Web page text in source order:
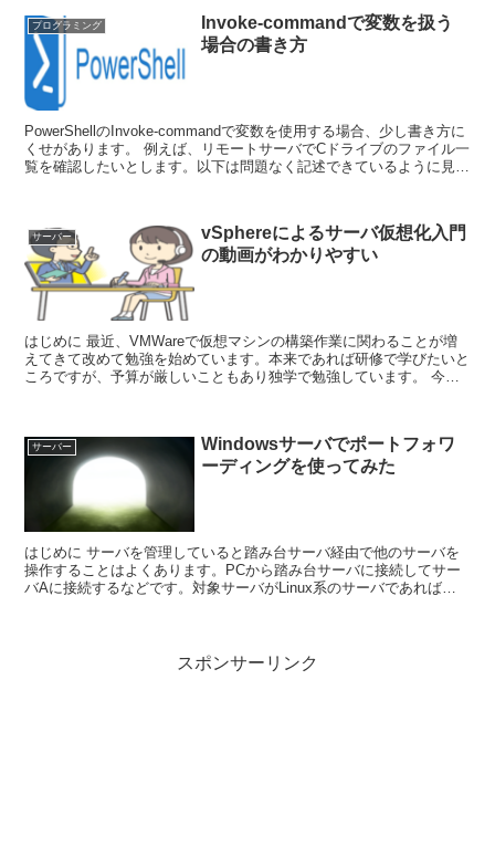
プログラミング
Invoke-commandで変数を扱う
場合の書き方
PowerShellのInvoke-commandで変数を使用する場合、少し書き方に
くせがあります。 例えば、リモートサーバでCドライブのファイル一
覧を確認したいとします。以下は問題なく記述できているように見え
サーバー
vSphereによるサーバ仮想化入門
の動画がわかりやすい
はじめに 最近、VMWareで仮想マシンの構築作業に関わることが増
えてきて改めて勉強を始めています。本来であれば研修で学びたいと
ころですが、予算が厳しいこともあり独学で勉強しています。 今は
サーバー
Windowsサーバでポートフォワ
ーディングを使ってみた
はじめに サーバを管理していると踏み台サーバ経由で他のサーバを
操作することはよくあります。PCから踏み台サーバに接続してサー
バAに接続するなどです。対象サーバがLinux系のサーバであれば
スポンサーリンク